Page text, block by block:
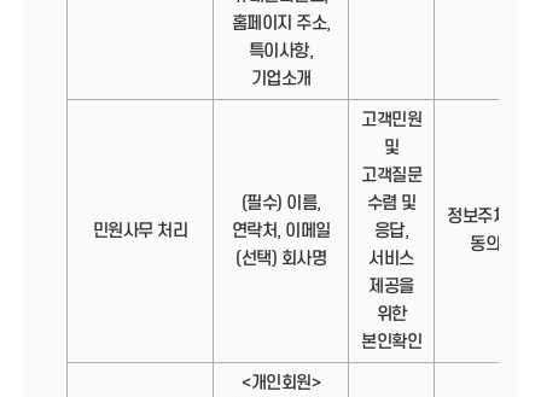
홈페이지 주소,
특이사항,
기업소개
민원사무 처리
(필수) 이름,
연락처, 이메일
(선택) 회사명
고객민원
및
고객질문
수렴 및
응답,
서비스
제공을
위한
본인확인
정보주체의
동의
<개인회원>